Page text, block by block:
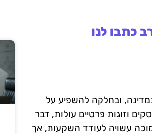
כתבו לנו
ובחלקה להשפיע על
וזוגות פרטיים עולות, דבר
עשויה לעודד השקעות, אך